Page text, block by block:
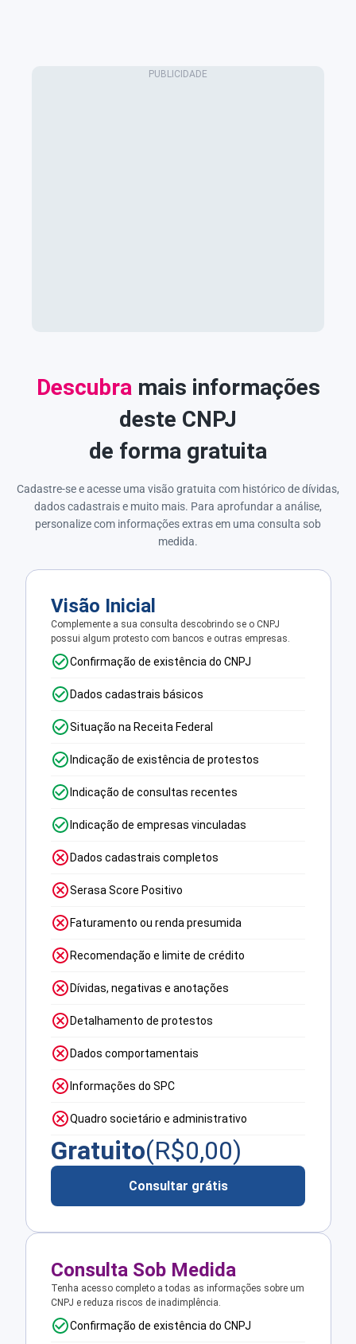
Descubra mais informações
deste CNPJ
de forma gratuita
Cadastre-se e acesse uma visão gratuita com histórico de dívidas,
dados cadastrais e muito mais. Para aprofundar a análise,
personalize com informações extras em uma consulta sob
medida.
Visão Inicial
Complemente a sua consulta descobrindo se o CNPJ
possui algum protesto com bancos e outras empresas.
Confirmação de existência do CNPJ
Dados cadastrais básicos
Situação na Receita Federal
Indicação de existência de protestos
Indicação de consultas recentes
Indicação de empresas vinculadas
Dados cadastrais completos
Serasa Score Positivo
Faturamento ou renda presumida
Recomendação e limite de crédito
Dívidas, negativas e anotações
Detalhamento de protestos
Dados comportamentais
Informações do SPC
Quadro societário e administrativo
Gratuito(R$0,00)
Consultar grátis
Consulta Sob Medida
Tenha acesso completo a todas as informações sobre um
CNPJ e reduza riscos de inadimplência.
Confirmação de existência do CNPJ